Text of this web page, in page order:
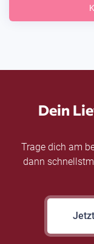
Dein
Trage dich am
dann